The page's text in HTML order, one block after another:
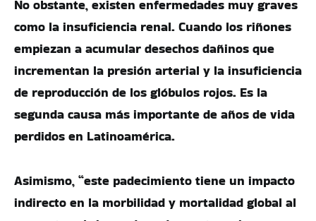
No obstante, existen enfermedades muy graves
como la insuficiencia renal. Cuando los riñones
empiezan a acumular desechos dañinos que
incrementan la presión arterial y la insuficiencia
de reproducción de los glóbulos rojos. Es la
segunda causa más importante de años de vida
perdidos en Latinoamérica.
Asimismo, “este padecimiento tiene un impacto
indirecto en la morbilidad y mortalidad global al